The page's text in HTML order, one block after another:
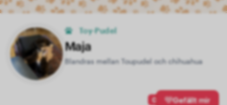
Toy-Pudel
Maja
Blandras mellan Toupudel och chihuahua
0 Gefällt mir